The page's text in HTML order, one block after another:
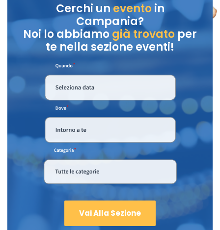
Cerchi unevento in
Campania?
Noi lo abbiamo già trovatoper
te nella sezione eventi!
Vai Alla Sezione